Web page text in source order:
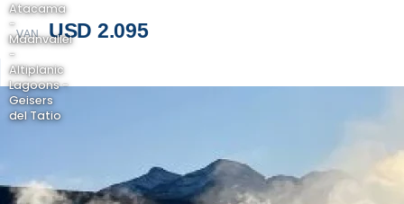
VAN USD 2.095
Atacama
-
Maanvallei
-
Altiplanic
Lagoons -
Geisers
del Tatio